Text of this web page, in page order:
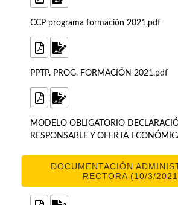
CCP programa formación 2021.pdf
PPTP. PROG. FORMACIÓN 2021.pdf
MODELO OBLIGATORIO
RESPONSABLE Y OFERTA
DOCUMENTACIÓN
RECTORA (10/3/